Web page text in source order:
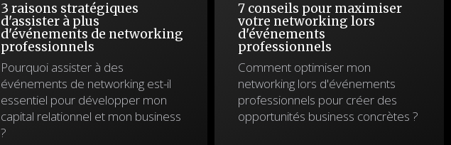
3 raisons stratégiques
d'assister à plus
d'événements de networking
professionnels
Pourquoi assister à des
événements de networking est-il
essentiel pour développer mon
capital relationnel et mon business
?
7 conseils pour maximiser
votre networking lors
d'événements
professionnels
Comment optimiser mon
networking lors d'événements
professionnels pour créer des
opportunités business concrètes ?